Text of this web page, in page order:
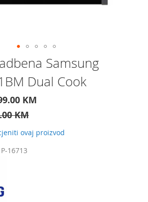
Samsung
Dual Cook
KM
KM
ovaj proizvod
P-16713